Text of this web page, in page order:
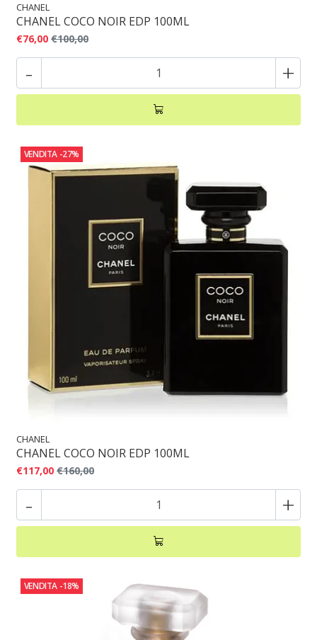
CHANEL
CHANEL COCO NOIR EDP 100ML
€76,00 €100,00
- +
VENDITA -27%
CHANEL
CHANEL COCO NOIR EDP 100ML
€117,00 €160,00
- +
VENDITA -18%